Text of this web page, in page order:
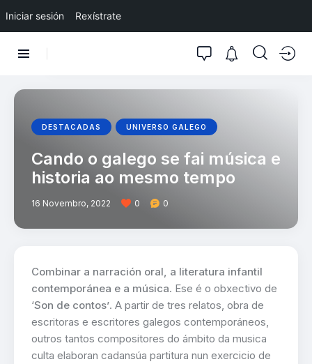
Iniciar sesión Rexístrate
DESTACADAS UNIVERSO GALEGO
Cando o galego se fai música e
historia ao mesmo tempo
16 Novembro, 2022 0 0
Combinar a narración oral, a literatura infantil
contemporánea e a música. Ese é o obxectivo de
‘Son de contos’. A partir de tres relatos, obra de
escritoras e escritores galegos contemporáneos,
outros tantos compositores do ámbito da musica
culta elaboran cadansúa partitura nun exercicio de